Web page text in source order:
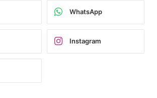
WhatsApp
Instagram